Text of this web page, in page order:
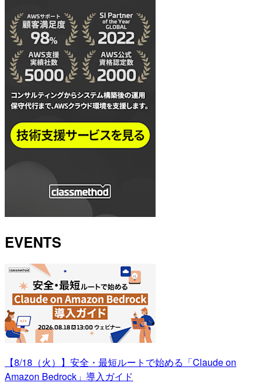
EVENTS
【8/18（火）】安全・最短ルートで始める「Claude on
Amazon Bedrock」導入ガイド